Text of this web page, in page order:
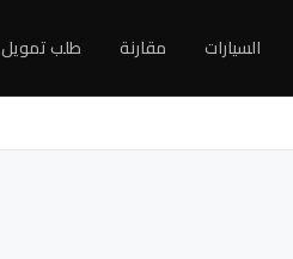
السيارات مقارنة طلب تمويل